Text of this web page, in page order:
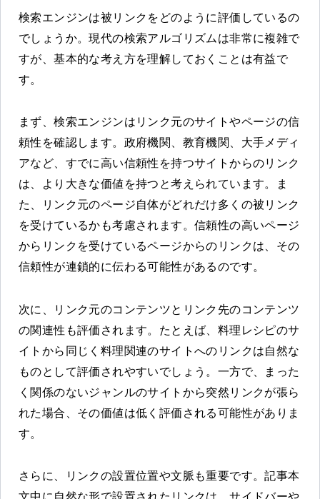
検索エンジンは被リンクをどのように評価しているの
でしょうか。現代の検索アルゴリズムは非常に複雑で
すが、基本的な考え方を理解しておくことは有益で
す。
まず、検索エンジンはリンク元のサイトやページの信
頼性を確認します。政府機関、教育機関、大手メディ
アなど、すでに高い信頼性を持つサイトからのリンク
は、より大きな価値を持つと考えられています。ま
た、リンク元のページ自体がどれだけ多くの被リンク
を受けているかも考慮されます。信頼性の高いページ
からリンクを受けているページからのリンクは、その
信頼性が連鎖的に伝わる可能性があるのです。
次に、リンク元のコンテンツとリンク先のコンテンツ
の関連性も評価されます。たとえば、料理レシピのサ
イトから同じく料理関連のサイトへのリンクは自然な
ものとして評価されやすいでしょう。一方で、まった
く関係のないジャンルのサイトから突然リンクが張ら
れた場合、その価値は低く評価される可能性がありま
す。
さらに、リンクの設置位置や文脈も重要です。記事本